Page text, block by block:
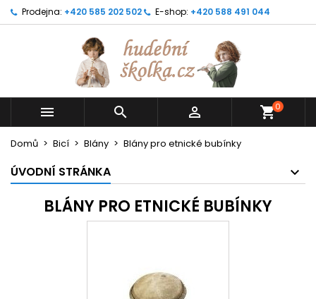
Prodejna: +420 585 202 502 E-shop: +420 588 491 044
   shopping_cart0
Domů Bicí Blány Blány pro etnické bubínky
ÚVODNÍ STRÁNKA
BLÁNY PRO ETNICKÉ BUBÍNKY